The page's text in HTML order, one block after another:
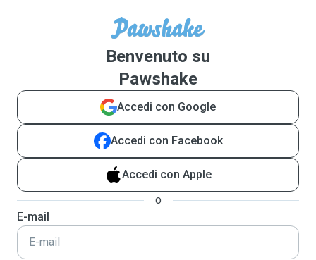
Benvenuto su
Pawshake
Accedi con Google
Accedi con Facebook
Accedi con Apple
o
E-mail